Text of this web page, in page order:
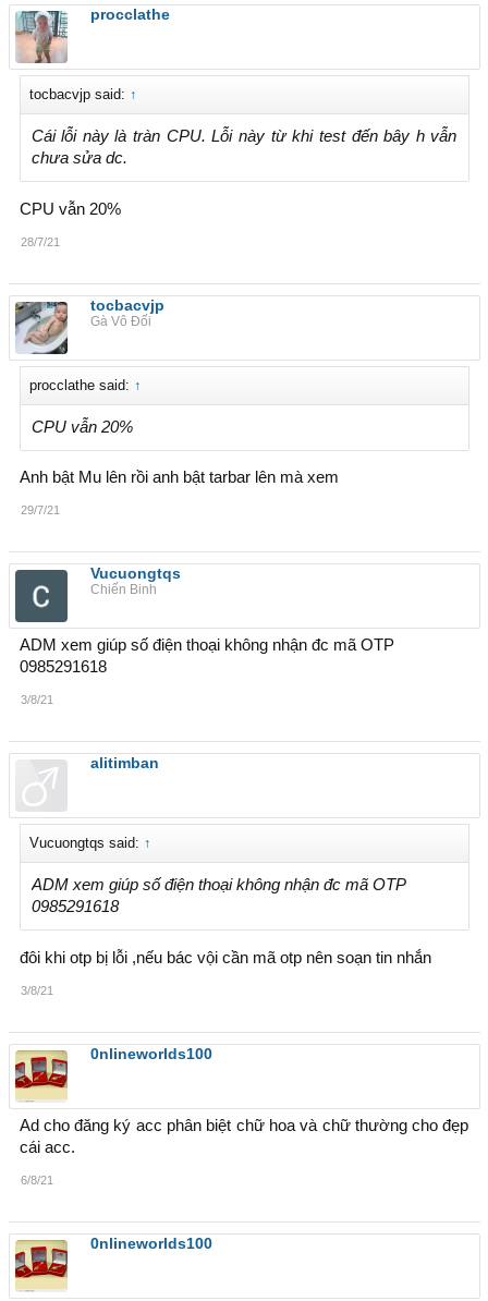
procclathe
tocbacvjp said: ↑
Cái lỗi này là tràn CPU. Lỗi này từ khi test đến bây h vẫn
chưa sửa dc.
CPU vẫn 20%
28/7/21
tocbacvjp
Gà Vô Đối
procclathe said: ↑
CPU vẫn 20%
Anh bật Mu lên rồi anh bật tarbar lên mà xem
29/7/21
Vucuongtqs
Chiến Binh
ADM xem giúp số điện thoại không nhận đc mã OTP
0985291618
3/8/21
alitimban
Vucuongtqs said: ↑
ADM xem giúp số điện thoại không nhận đc mã OTP
0985291618
đôi khi otp bị lỗi ,nếu bác vội cần mã otp nên soạn tin nhắn
3/8/21
0nlineworlds100
Ad cho đăng ký acc phân biệt chữ hoa và chữ thường cho đẹp
cái acc.
6/8/21
0nlineworlds100